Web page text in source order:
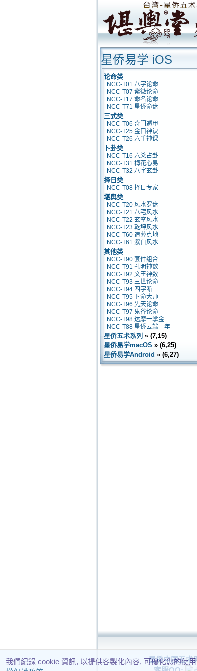
星侨易学 iOS
论命类
NCC-T01 八字论命
NCC-T07 紫微论命
NCC-T17 命名论命
NCC-T71 星侨命盘
三式类
NCC-T06 奇门遁甲
NCC-T25 金口神诀
NCC-T26 六壬神课
卜卦类
NCC-T16 六爻占卦
NCC-T31 梅花心易
NCC-T32 八字玄卦
择日类
NCC-T08 择日专家
堪舆类
NCC-T20 风水罗盘
NCC-T21 八宅风水
NCC-T22 玄空风水
NCC-T23 乾坤风水
NCC-T60 造葬点地
NCC-T61 紫白风水
其他类
NCC-T90 套件组合
NCC-T91 孔明神数
NCC-T92 文王神数
NCC-T93 三世论命
NCC-T94 四字断
NCC-T95 卜命大师
NCC-T96 先天论命
NCC-T97 鬼谷论命
NCC-T98 达摩一掌金
NCC-T88 星侨云端一年
星侨五术系列 » (7,15)
星侨易学macOS » (6,25)
星侨易学Android » (6,27)
星侨中国五术
我們紀錄 cookie 資訊, 以提供客製化內容, 可優化您的使